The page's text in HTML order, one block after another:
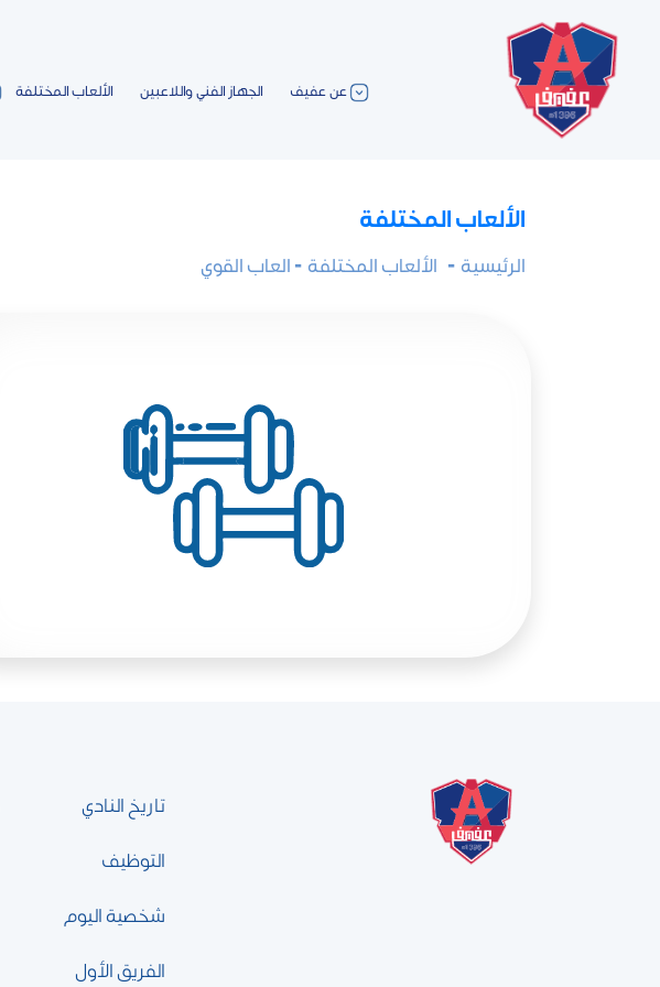
عن عفيف الجهاز الفني واللاعبين الألعاب المختلفة
الألعاب المختلفة
الرئيسية - الألعاب المختلفة - العاب القوي
تاريخ النادي
التوظيف
شخصية اليوم
الفريق الأول